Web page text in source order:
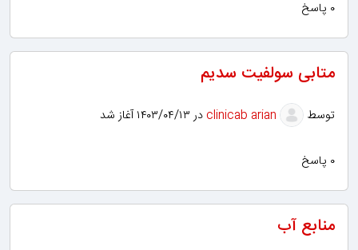
۰ پاسخ
متابی سولفیت سدیم
توسط در ۱۴۰۳/۰۴/۱۳ آغاز شد
۰ پاسخ
منابع آب